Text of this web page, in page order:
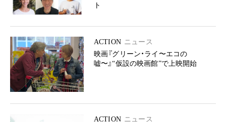
ト
ACTION ニュース
映画『グリーン・ライ〜エコの
嘘〜』“仮設の映画館”で上映開始
ACTION ニュース